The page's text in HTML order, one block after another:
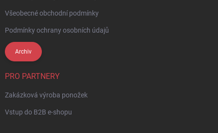
Všeobecné obchodní podmínky
Podmínky ochrany osobních údajů
Archiv
PRO PARTNERY
Zakázková výroba ponožek
Vstup do B2B e-shopu